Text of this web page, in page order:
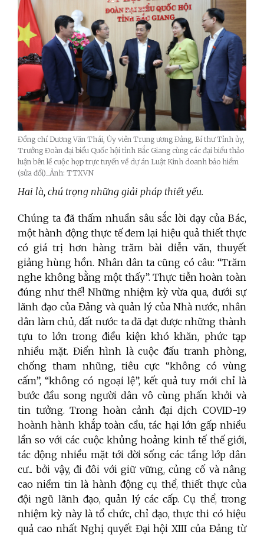
Đồng chí Dương Văn Thái, Ủy viên Trung ương Đảng, Bí thư Tỉnh ủy,
Trưởng Đoàn đại biểu Quốc hội tỉnh Bắc Giang cùng các đại biểu thảo
luận bên lề cuộc họp trực tuyến về dự án Luật Kinh doanh bảo hiểm
(sửa đổi)_Ảnh: TTXVN
Hai là, chú trọng những giải pháp thiết yếu.
Chúng ta đã thấm nhuần sâu sắc lời dạy của Bác,
một hành động thực tế đem lại hiệu quả thiết thực
có giá trị hơn hàng trăm bài diễn văn, thuyết
giảng hùng hồn. Nhân dân ta cũng có câu: “Trăm
nghe không bằng một thấy”. Thực tiễn hoàn toàn
đúng như thế! Những nhiệm kỳ vừa qua, dưới sự
lãnh đạo của Đảng và quản lý của Nhà nước, nhân
dân làm chủ, đất nước ta đã đạt được những thành
tựu to lớn trong điều kiện khó khăn, phức tạp
nhiều mặt. Điển hình là cuộc đấu tranh phòng,
chống tham nhũng, tiêu cực “không có vùng
cấm”, “không có ngoại lệ”, kết quả tuy mới chỉ là
bước đầu song người dân vô cùng phấn khởi và
tin tưởng. Trong hoàn cảnh đại dịch COVID-19
hoành hành khắp toàn cầu, tác hại lớn gấp nhiều
lần so với các cuộc khủng hoảng kinh tế thế giới,
tác động nhiều mặt tới đời sống các tầng lớp dân
cư... bởi vậy, đi đôi với giữ vững, củng cố và nâng
cao niềm tin là hành động cụ thể, thiết thực của
đội ngũ lãnh đạo, quản lý các cấp. Cụ thể, trong
nhiệm kỳ này là tổ chức, chỉ đạo, thực thi có hiệu
quả cao nhất Nghị quyết Đại hội XIII của Đảng từ